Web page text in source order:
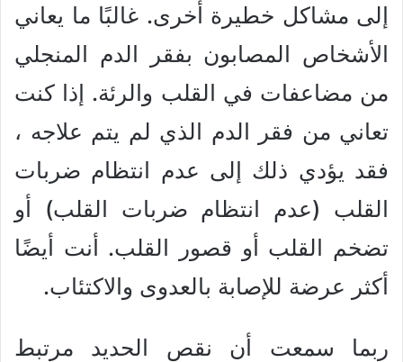
إلى مشاكل خطيرة أخرى. غالبًا ما يعاني
الأشخاص المصابون بفقر الدم المنجلي
من مضاعفات في القلب والرئة. إذا كنت
تعاني من فقر الدم الذي لم يتم علاجه ،
فقد يؤدي ذلك إلى عدم انتظام ضربات
القلب (عدم انتظام ضربات القلب) أو
تضخم القلب أو قصور القلب. أنت أيضًا
أكثر عرضة للإصابة بالعدوى والاكتئاب.
ربما سمعت أن نقص الحديد مرتبط